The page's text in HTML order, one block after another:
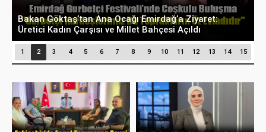
Bakan Göktaş’tan Ana Ocağı Emirdağ’a Ziyaret:
Üretici Kadın Çarşısı ve Millet Bahçesi Açıldı
1 2 3 4 5 6 7 8 9 10 11 12 13 14 15